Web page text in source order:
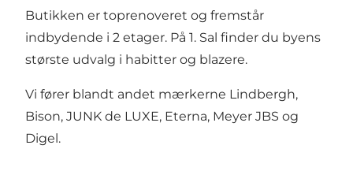
Butikken er toprenoveret og fremstår
indbydende i 2 etager. På 1. Sal finder du byens
største udvalg i habitter og blazere.
Vi fører blandt andet mærkerne Lindbergh,
Bison, JUNK de LUXE, Eterna, Meyer JBS og
Digel.